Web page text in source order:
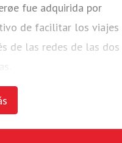
fue adquirida por
de facilitar los viajes
de las redes de las dos
aerolínea noruega con